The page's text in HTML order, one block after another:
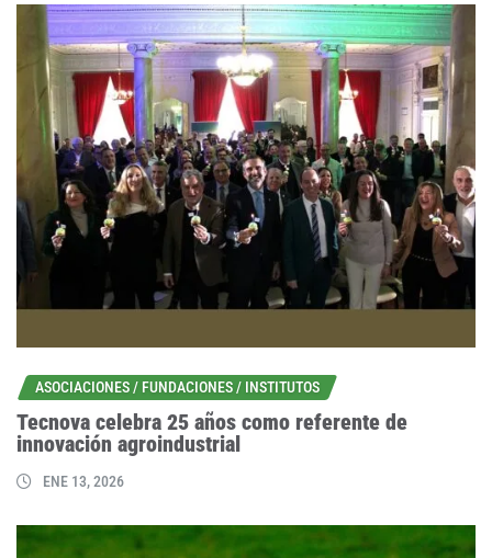
ASOCIACIONES / FUNDACIONES / INSTITUTOS
Tecnova celebra 25 años como referente de
innovación agroindustrial
ENE 13, 2026